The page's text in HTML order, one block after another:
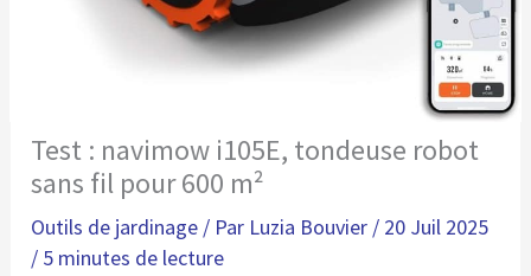
Test : navimow i105E, tondeuse robot
sans fil pour 600 m²
Outils de jardinage / Par Luzia Bouvier / 20 Juil 2025
/ 5 minutes de lecture